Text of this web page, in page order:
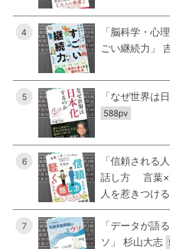
4
「脳科学・心
ごい継続力」
5 「なぜ世界は
588pv
6
「信頼される
話し方 言葉×
人を惹きつけ
7
「データが語
ソ」 杉山大志